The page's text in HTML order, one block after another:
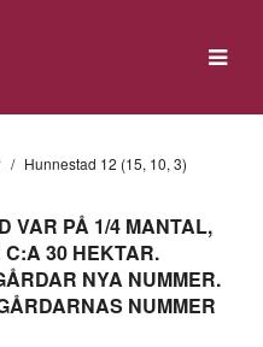
Hunnestad 12 (15, 10, 3)
VAR PÅ 1/4 MANTAL,
30 HEKTAR.
NYA NUMMER.
NUMMER